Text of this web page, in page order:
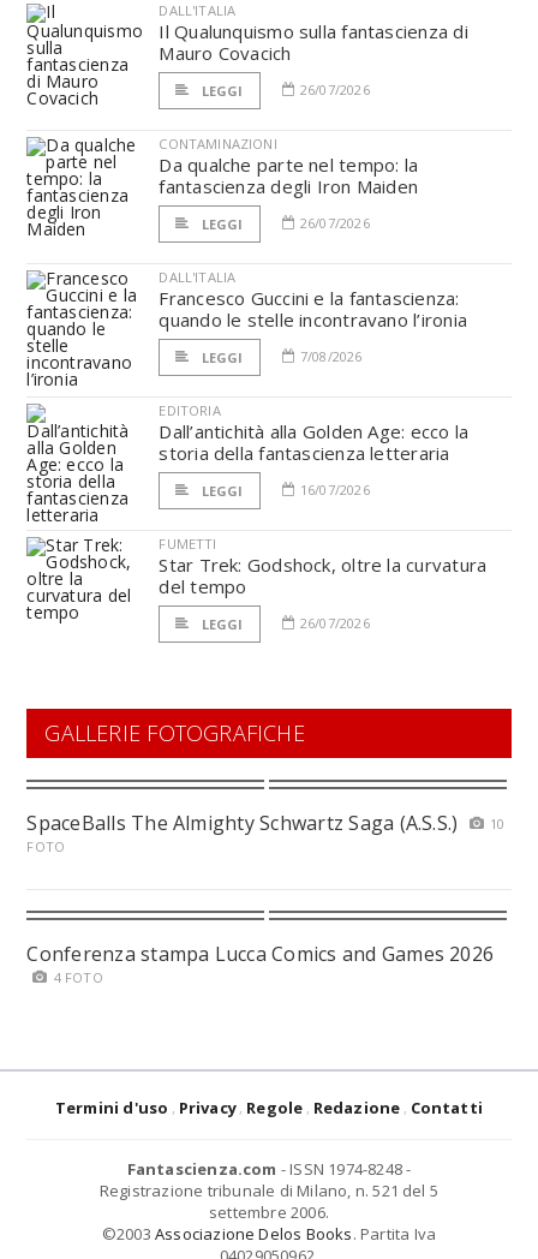
DALL'ITALIA
Il Qualunquismo sulla fantascienza di
Mauro Covacich
LEGGI 26/07/2026
CONTAMINAZIONI
Da qualche parte nel tempo: la
fantascienza degli Iron Maiden
LEGGI 26/07/2026
DALL'ITALIA
Francesco Guccini e la fantascienza:
quando le stelle incontravano l’ironia
LEGGI 7/08/2026
EDITORIA
Dall’antichità alla Golden Age: ecco la
storia della fantascienza letteraria
LEGGI 16/07/2026
FUMETTI
Star Trek: Godshock, oltre la curvatura
del tempo
LEGGI 26/07/2026
GALLERIE FOTOGRAFICHE
SpaceBalls The Almighty Schwartz Saga (A.S.S.)
10
FOTO
Conferenza stampa Lucca Comics and Games 2026
4 FOTO
Termini d'uso Privacy Regole Redazione Contatti
Fantascienza.com - ISSN 1974-8248 -
Registrazione tribunale di Milano, n. 521 del 5
settembre 2006.
©2003 Associazione Delos Books. Partita Iva